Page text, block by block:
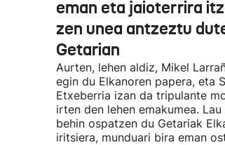
eman eta jaioterrira
zen unea antzeztu
Getarian
Aurten, lehen aldiz, Mikel
egin du Elkanoren papera, eta
Etxeberria izan da tripulante
irten den lehen emakumea.
behin ospatzen du Getariak
iritsiera, munduari bira eman